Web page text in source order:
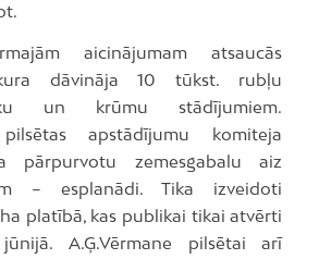
aicinājumam atsaucās
kura dāvināja 10 tūkst. rubļu
un krūmu stādījumiem.
apstādījumu komiteja
pārpurvotu zemesgabalu aiz
– esplanādi. Tika izveidoti
platībā, kas publikai tikai atvērti
A.Ģ.Vērmane pilsētai arī